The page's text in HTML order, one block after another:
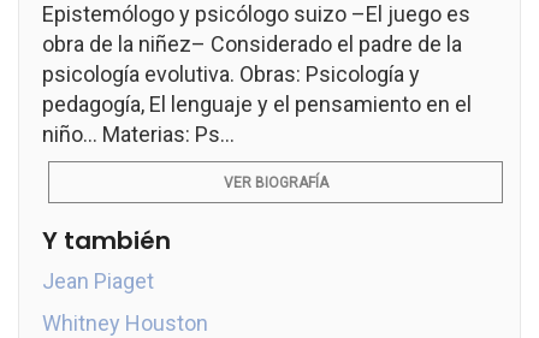
Epistemólogo y psicólogo suizo –El juego es
obra de la niñez– Considerado el padre de la
psicología evolutiva. Obras: Psicología y
pedagogía, El lenguaje y el pensamiento en el
niño... Materias: Ps...
VER BIOGRAFÍA
Y también
Jean Piaget
Whitney Houston